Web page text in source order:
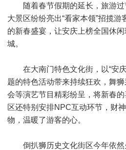
随着春节假期的延长，旅游过
大景区纷纷亮出“看家本领”招揽
的新春盛宴，让安庆上榜全国休
城。
在大南门特色文化街，以“安庆
题的特色活动带来持续狂欢，舞
会等演艺节目精彩纷呈，将新春
区还特别安排NPC互动环节，财
物，温暖了游客的心。
倒扒狮历史文化街区今年依然